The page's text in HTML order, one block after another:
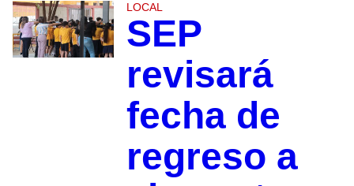
LOCAL
SEP
revisará
fecha de
regreso a